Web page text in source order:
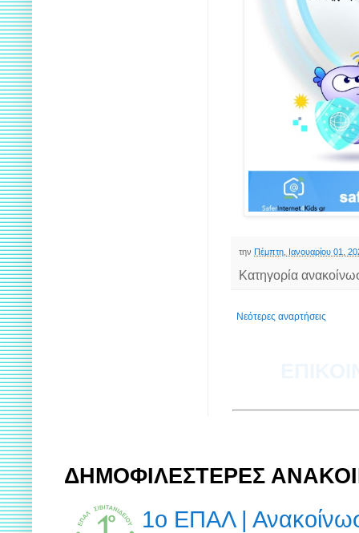
την Πέμπτη, Ιανουαρίου 01,
Κατηγορία
Νεότερες αναρτήσεις
ΔΗΜΟΦΙΛΕΣΤΕΡΕΣ
1ο ΕΠΑΛ |